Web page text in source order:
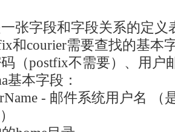
一张字段和字段关系的定义
和courier需要查找的基本
（postfix不需要）、用户
基本字段：
- 邮件系统用户名 （